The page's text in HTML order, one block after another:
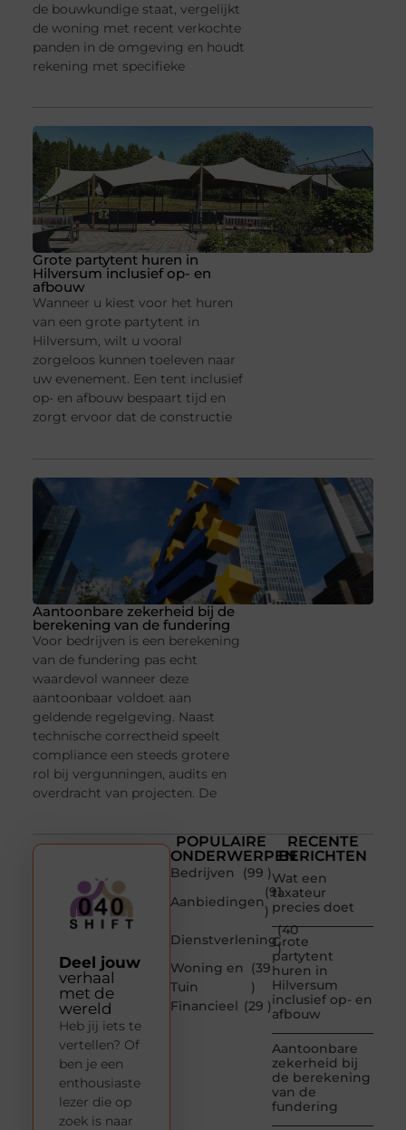
de bouwkundige staat, vergelijkt
de woning met recent verkochte
panden in de omgeving en houdt
rekening met specifieke
Grote partytent huren in
Hilversum inclusief op- en
afbouw
Wanneer u kiest voor het huren
van een grote partytent in
Hilversum, wilt u vooral
zorgeloos kunnen toeleven naar
uw evenement. Een tent inclusief
op- en afbouw bespaart tijd en
zorgt ervoor dat de constructie
Aantoonbare zekerheid bij de
berekening van de fundering
Voor bedrijven is een berekening
van de fundering pas echt
waardevol wanneer deze
aantoonbaar voldoet aan
geldende regelgeving. Naast
technische correctheid speelt
compliance een steeds grotere
rol bij vergunningen, audits en
overdracht van projecten. De
POPULAIRE
ONDERWERPEN
Bedrijven
(99 )
Aanbiedingen
(91
)
Dienstverlening
(40
)
Woning en
Tuin
(39
)
Financieel (29 )
RECENTE
BERICHTEN
Wat een
taxateur
precies doet
Grote
partytent
huren in
Hilversum
inclusief op- en
afbouw
Aantoonbare
zekerheid bij
de berekening
van de
fundering
Deel jouw
verhaal
met de
wereld
Heb jij iets te
vertellen? Of
ben je een
enthousiaste
lezer die op
zoek is naar